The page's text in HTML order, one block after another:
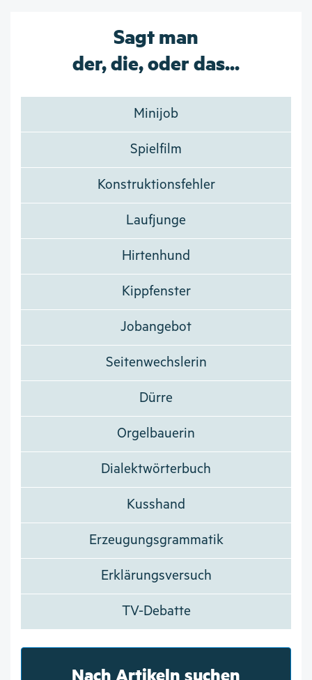
Sagt man
der, die, oder das...
Minijob
Spielfilm
Konstruktionsfehler
Laufjunge
Hirtenhund
Kippfenster
Jobangebot
Seitenwechslerin
Dürre
Orgelbauerin
Dialektwörterbuch
Kusshand
Erzeugungsgrammatik
Erklärungsversuch
TV-Debatte
Nach Artikeln suchen